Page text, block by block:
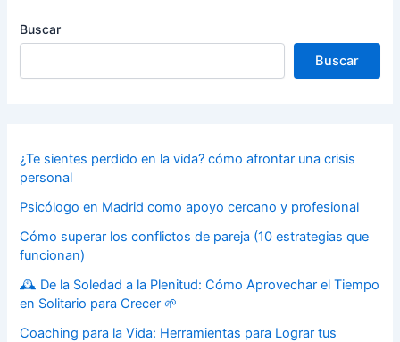
Buscar
Buscar
¿Te sientes perdido en la vida? cómo afrontar una crisis
personal
Psicólogo en Madrid como apoyo cercano y profesional
Cómo superar los conflictos de pareja (10 estrategias que
funcionan)
🕰️ De la Soledad a la Plenitud: Cómo Aprovechar el Tiempo
en Solitario para Crecer 🌱
Coaching para la Vida: Herramientas para Lograr tus